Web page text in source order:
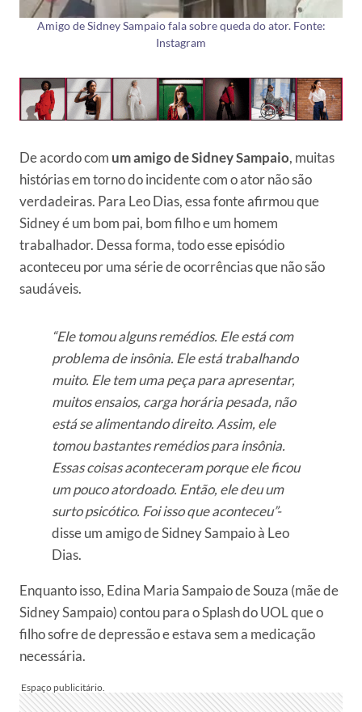
Amigo de Sidney Sampaio fala sobre queda do ator. Fonte:
Instagram
De acordo com um amigo de Sidney Sampaio, muitas
histórias em torno do incidente com o ator não são
verdadeiras. Para Leo Dias, essa fonte afirmou que
Sidney é um bom pai, bom filho e um homem
trabalhador. Dessa forma, todo esse episódio
aconteceu por uma série de ocorrências que não são
saudáveis.
“Ele tomou alguns remédios. Ele está com
problema de insônia. Ele está trabalhando
muito. Ele tem uma peça para apresentar,
muitos ensaios, carga horária pesada, não
está se alimentando direito. Assim, ele
tomou bastantes remédios para insônia.
Essas coisas aconteceram porque ele ficou
um pouco atordoado. Então, ele deu um
surto psicótico. Foi isso que aconteceu”-
disse um amigo de Sidney Sampaio à Leo
Dias.
Enquanto isso, Edina Maria Sampaio de Souza (mãe de
Sidney Sampaio) contou para o Splash do UOL que o
filho sofre de depressão e estava sem a medicação
necessária.